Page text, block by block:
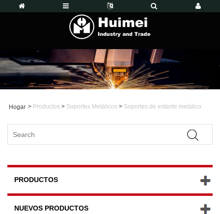
Hogar > Productos > Soportes Metálicos > Soportes de estante metálico
PRODUCTOS
NUEVOS PRODUCTOS